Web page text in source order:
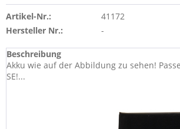
Artikel-Nr.:
41172
Hersteller Nr.:
-
Beschreibung
Akku wie auf der Abbildung zu sehen!
SE!...